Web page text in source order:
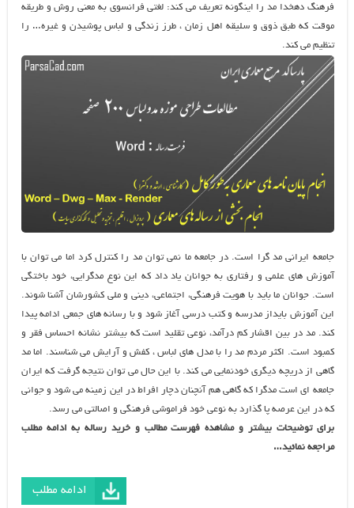
فرهنگ دهخدا مد را اینگونه تعریف می کند: لغتی فرانسوی به معنی روش و طریقه
موقت که طبق ذوق و سلیقه اهل زمان ، طرز زندگی و لباس پوشیدن و غیره… را
تنظیم می کند.
جامعه ایرانی مد گرا است. در جامعه ما نمی توان مد را کنترل کرد اما می توان با
آموزش های علمی و رفتاری به جوانان یاد داد که این نوع مدگرایی، خود باختگی
است. جوانان ما باید با هویت فرهنگی، اجتماعی، دینی و ملی کشورشان آشنا شوند.
این آموزش بایداز مدرسه و کتب درسی آغاز شود و با رسانه های جمعی ادامه پیدا
کند. مد در بین اقشار کم درآمد، نوعی تقلید است که بیشتر نشانه احساس فقر و
کمبود است. اکثر مردم مد را با مدل های لباس ، کفش و آرایش می شناسند. اما مد
گاهی از دریچه دیگری خودنمایی می کند. با این حال می توان نتیجه گرفت که ایران
جامعه ای است مدگرا که گاهی هم آنچنان دچار افراط در این زمینه می شود و جوانی
که در این عرصه پا گذارد به نوعی خود فراموشی فرهنگی و اصالتی می رسد.
برای توضیحات بیشتر و مشاهده فهرست مطالب و خرید رساله به ادامه مطلب
مراجعه نمائید…
ادامه مطلب